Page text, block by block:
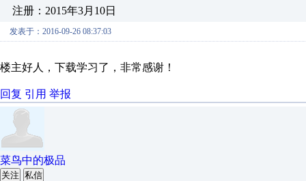
注册：2015年3月10日
发表于：2016-09-26 08:37:03
楼主好人，下载学习了，非常感谢！
回复 引用 举报
菜鸟中的极品
关注 私信